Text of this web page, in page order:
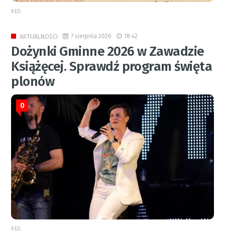
RED.
AKTUALNOŚCI 7 sierpnia 2026 18:42
Dożynki Gminne 2026 w Zawadzie
Książęcej. Sprawdź program święta
plonów
0
RED.